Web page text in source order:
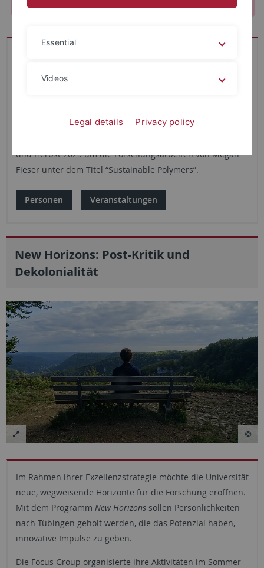
Mit dem Programm
sollen Persönlichkeiten
innovative Impulse zu geben.
und Herbst 2025 um die Forschungsarbeiten von Megan
Fieser unter dem Titel “Sustainable Polymers”.
Personen Veranstaltungen
New Horizons: Post-Kritik und
Dekolonialität
Im Rahmen ihrer Exzellenzstrategie möchte die Universität
neue, wegweisende Horizonte für die Forschung eröffnen.
Mit dem Programm New Horizonssollen Persönlichkeiten
nach Tübingen geholt werden, die das Potenzial haben,
innovative Impulse zu geben.
Die Focus Group organisierte ihre Aktivitäten im Sommer
Essential
Videos
Legal details Privacy policy